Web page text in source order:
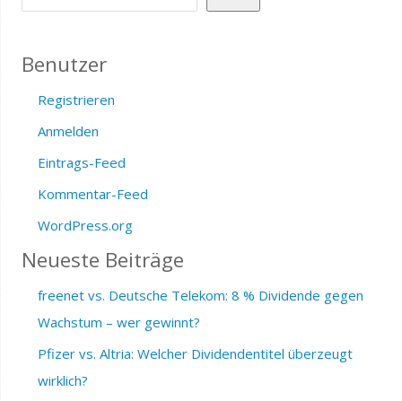
Benutzer
Registrieren
Anmelden
Eintrags-Feed
Kommentar-Feed
WordPress.org
Neueste Beiträge
freenet vs. Deutsche Telekom: 8 % Dividende gegen
Wachstum – wer gewinnt?
Pfizer vs. Altria: Welcher Dividendentitel überzeugt
wirklich?